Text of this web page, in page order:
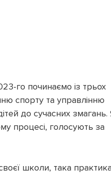
го починаємо із трьох
спорту та управлінню
до сучасних змагань.
процесі, голосують за
школи, така